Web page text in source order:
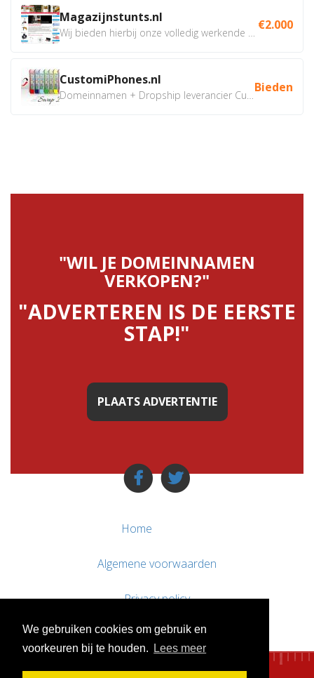
We gebruiken cookies om gebruik en
voorkeuren bij te houden.
Lees meer
Magazijnstunts.nl €2.000
CustomiPhones.nl Bieden
"WIL JE DOMEINNAMEN
VERKOPEN?"
"ADVERTEREN IS DE EERSTE
STAP!"
PLAATS ADVERTENTIE
Home
Algemene voorwaarden
Privacy policy
Contact / Support